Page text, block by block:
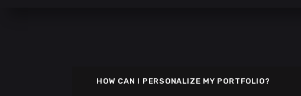
HOW CAN I PERSONALIZE MY PORTFOLIO?